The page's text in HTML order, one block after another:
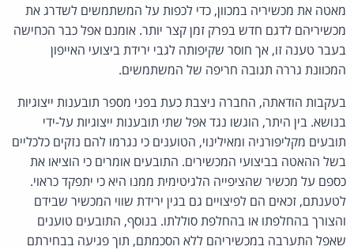
מאטה את מכשיריה במכוון, כדי לכפות על המשתמשים לשדרג את
מכשיריהם לדגם חדש בפרק זמן קצר יותר. אומנם אפל כבר הכחישה
בעבר טענה זו, אך חוסר שקיפותה לגבי ירידת ביצועי האייפון
המכוונת גררה תגובה חריפה של המשתמשים.
בעקבות הודאתה, החברה ניצבת כעת בפני מספר תובענות ייצוגיות
בנושא. בין היתר, הוגשו נגד אפל שתי תובענות ייצוגיות על-ידי
תובעים מקליפורניה ומאילינוי, הטוענים כי נגרמו להם נזקים כלכליים
בשל ההאטה בביצועי המכשירים. התובעים אומרים כי הוציאו את
כספם על מכשיר שהציפייה הלגיטימית ממנו היא כי יתפקד כראוי.
לטענתם, זכאים הם לפיצויים גם בגין ירידת שווי המכשיר שבידם
והצורך בהחלפתו או בהחלפת סוללתו. בנוסף, התובעים טוענים
שאפל התערבה במכשיריהם ללא הסכמתם, תוך פגיעה בבחירתם